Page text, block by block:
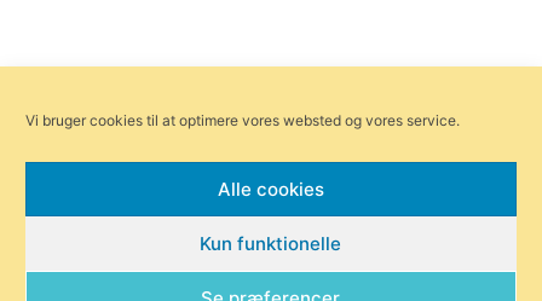
Vi bruger cookies til at optimere vores websted og vores service.
Alle cookies
Kun funktionelle